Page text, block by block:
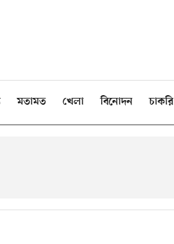
মতামত খেলা বিনোদন চাকরি